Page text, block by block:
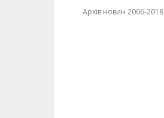
Архів новин 2006-2018